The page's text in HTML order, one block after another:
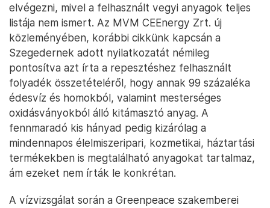
elvégezni, mivel a felhasznált vegyi anyagok teljes
listája nem ismert. Az MVM CEEnergy Zrt. új
közleményében, korábbi cikkünk kapcsán a
Szegedernek adott nyilatkozatát némileg
pontosítva azt írta a repesztéshez felhasznált
folyadék összetételéről, hogy annak 99 százaléka
édesvíz és homokból, valamint mesterséges
oxidásványokból álló kitámasztó anyag. A
fennmaradó kis hányad pedig kizárólag a
mindennapos élelmiszeripari, kozmetikai, háztartási
termékekben is megtalálható anyagokat tartalmaz,
ám ezeket nem írták le konkrétan.
A vízvizsgálat során a Greenpeace szakemberei